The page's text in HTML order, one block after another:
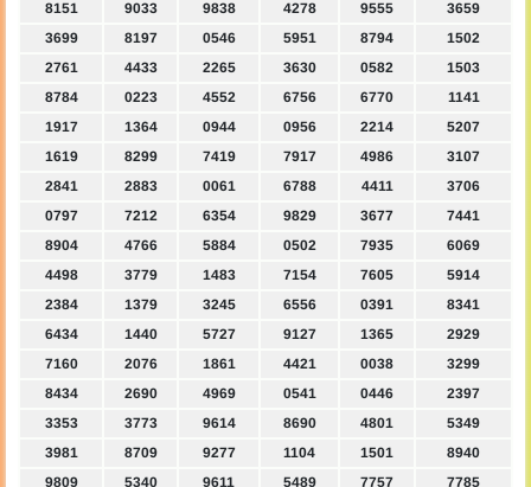
8151
9033 9838 4278 9555
3659
3699
8197 0546 5951 8794
1502
2761
4433 2265 3630 0582
1503
8784
0223 4552 6756 6770
1141
1917
1364 0944 0956 2214
5207
1619
8299 7419 7917 4986
3107
2841
2883 0061 6788 4411
3706
0797
7212 6354 9829 3677
7441
8904
4766 5884 0502 7935
6069
4498
3779 1483 7154 7605
5914
2384
1379 3245 6556 0391
8341
6434
1440 5727 9127 1365
2929
7160
2076 1861 4421 0038
3299
8434
2690 4969 0541 0446
2397
3353
3773 9614 8690 4801
5349
3981
8709 9277 1104 1501
8940
9809
5340 9611 5489 7757
7785